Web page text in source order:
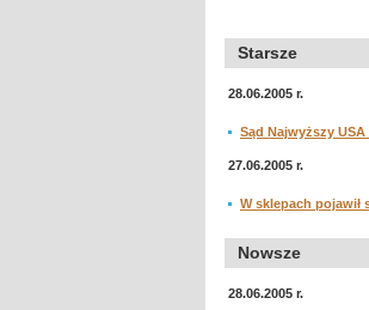
Starsze
28.06.2005 r.
Sąd Najwyższy
27.06.2005 r.
W sklepach pojawił
Nowsze
28.06.2005 r.